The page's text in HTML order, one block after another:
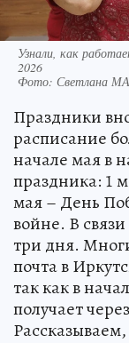
Узнали, как
2026
Фото: Светлана
Праздники
расписание
начале мая в
праздника: 1
мая – День
войне. В
три дня.
почта в
так как в
получает